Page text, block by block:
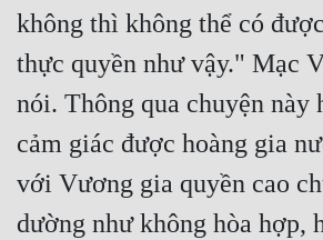
không thì không thể có
thực quyền như vậy." Mạc
nói. Thông qua chuyện này
cảm giác được hoàng gia
với Vương gia quyền cao
dường như không hòa hợp,